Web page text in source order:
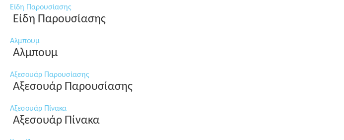
Είδη Παρουσίασης
Είδη Παρουσίασης
Αλμπουμ
Αλμπουμ
Αξεσουάρ Παρουσίασης
Αξεσουάρ Παρουσίασης
Αξεσουάρ Πίνακα
Αξεσουάρ Πίνακα